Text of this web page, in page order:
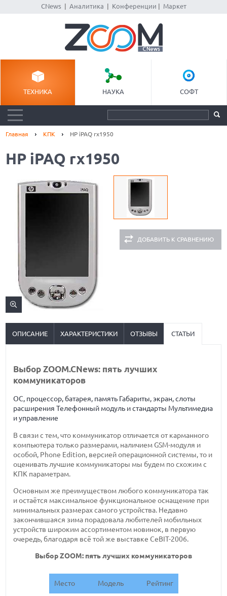
CNews| Аналитика Конференции Маркет
ТЕХНИКА НАУКА СОФТ
Главная КПК HP iPAQ rx1950
HP iPAQ rx1950
ДОБАВИТЬ К СРАВНЕНИЮ
ОПИСАНИЕ ХАРАКТЕРИСТИКИ ОТЗЫВЫ СТАТЬИ
Выбор ZOOM.CNews: пять лучших
коммуникаторов
ОС, процессор, батарея, память Габариты, экран, слоты
расширения Телефонный модуль и стандарты Мультимедиа
и управление
В связи с тем, что коммуникатор отличается от карманного
компьютера только размерами, наличием GSM-модуля и
особой, Phone Edition, версией операционной системы, то и
оценивать лучшие коммуникаторы мы будем по схожим с
КПК параметрам.
Основным же преимуществом любого коммуникатора так
и остаётся максимальное функциональное оснащение при
минимальных размерах самого устройства. Недавно
закончившаяся зима порадовала любителей мобильных
устройств широким ассортиментом новинок, в первую
очередь, благодаря всё той же выставке CeBIT-2006.
Выбор ZOOM: пять лучших коммуникаторов
Место Модель Рейтинг